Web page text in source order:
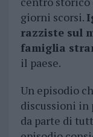
giorni scorsi.
razziste sul
famiglia
il paese.
Un episodio
discussioni in
da parte di